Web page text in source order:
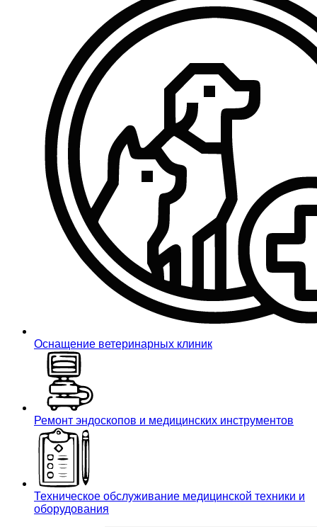
Оснащение ветеринарных клиник
Ремонт эндоскопов и медицинских инструментов
Техническое обслуживание медицинской техники и
оборудования